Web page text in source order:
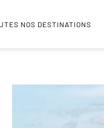
NOS DESTINATIONS